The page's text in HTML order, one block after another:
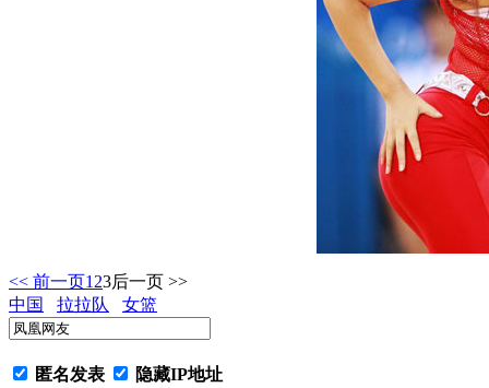
<< 前一页1 23后一页 >>
中国
拉拉队 女篮
匿名发表 隐藏IP地址